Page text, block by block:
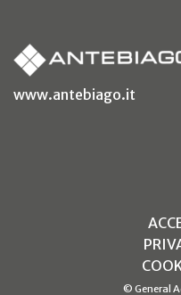
www.antebiago.it
© General